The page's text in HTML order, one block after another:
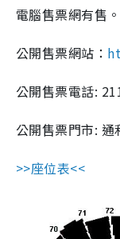
電腦售票網有售。
公開售票網站：
公開售票電話:
公開售票門市:
>>座位表<<